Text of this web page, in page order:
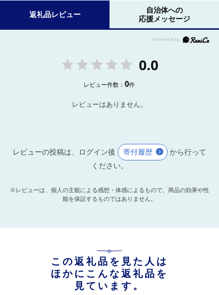
返礼品レビュー
自治体への
応援メッセージ
0.0
レビュー件数：0件
レビューはありません。
レビューの投稿は、ログイン後 寄付履歴
から行って
ください。
※レビューは、個人の主観による感想・体感によるもので、商品の効果や性
能を保証するものではありません。
この返礼品を見た人は
ほかにこんな返礼品を
見ています。